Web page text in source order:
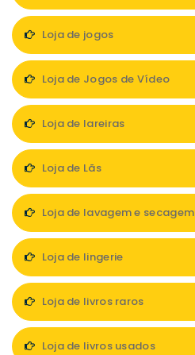
Loja de jogos
Loja de Jogos de Vídeo
Loja de lareiras
Loja de Lãs
Loja de lavagem e secagem
Loja de lingerie
Loja de livros raros
Loja de livros usados